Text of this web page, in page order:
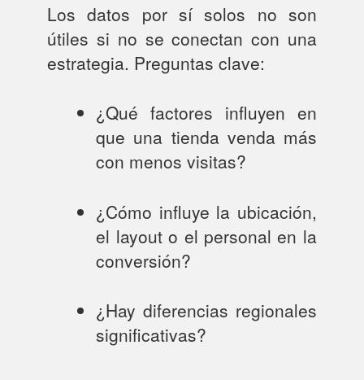
Los datos por sí solos no son
útiles si no se conectan con una
estrategia. Preguntas clave:
¿Qué factores influyen en
que una tienda venda más
con menos visitas?
¿Cómo influye la ubicación,
el layout o el personal en la
conversión?
¿Hay diferencias regionales
significativas?